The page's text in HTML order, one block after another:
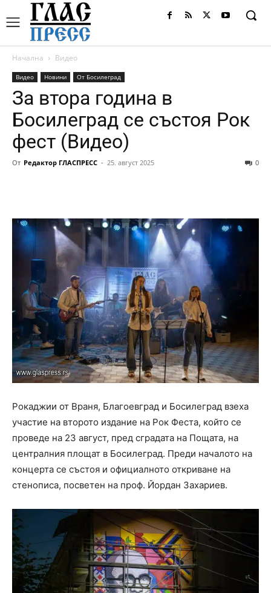
Начална Видео
Видео Новини От Босилеград
За втора година в
Босилеград се състоя Рок
фест (Видео)
От Редактор ГЛАСПРЕСС - 25. август 2025 0
Рокаджии от Враня, Благоевград и Босилеград взеха
участие на второто издание на Рок Феста, който се
проведе на 23 август, пред сградата на Пощата, на
централния площат в Босилеград. Преди началото на
концерта се състоя и официалното откриване на
стенописа, посветен на проф. Йордан Захариев.